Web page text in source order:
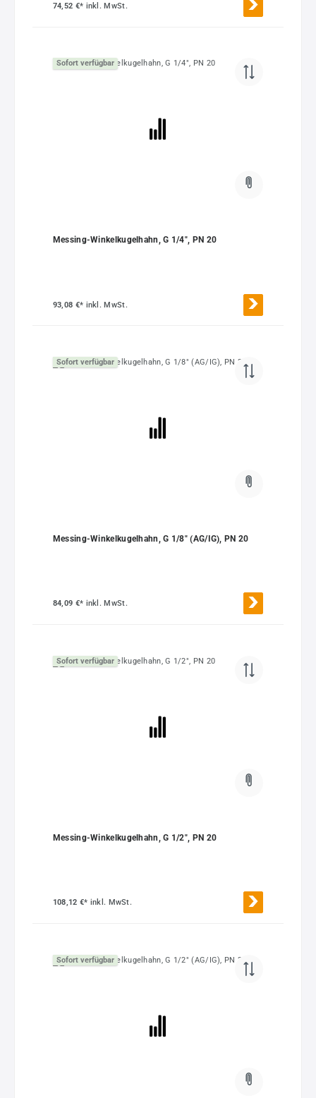
74,52 €* inkl. MwSt.
Sofort verfügbar
Messing-Winkelkugelhahn, G 1/4", PN 20
93,08 €* inkl. MwSt.
Sofort verfügbar
Messing-Winkelkugelhahn, G 1/8" (AG/IG), PN 20
84,09 €* inkl. MwSt.
Sofort verfügbar
Messing-Winkelkugelhahn, G 1/2", PN 20
108,12 €* inkl. MwSt.
Sofort verfügbar